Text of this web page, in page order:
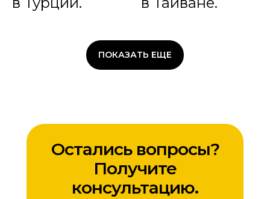
ПОКАЗАТЬ ЕЩЕ
Остались вопросы?
Получите
консультацию.